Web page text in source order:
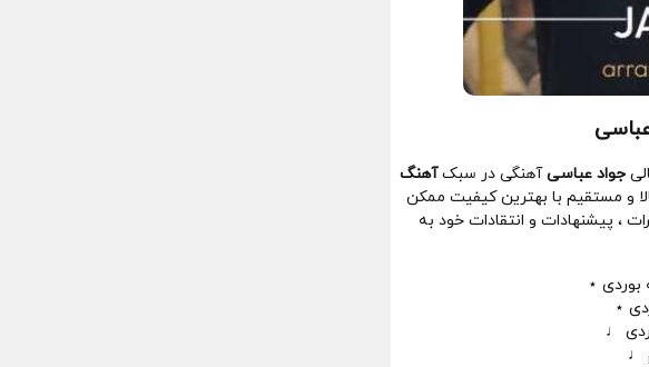
جواد عباسیآهنگی در سبکآهنگ
و مستقیم با بهترین کیفیت ممکن
، پیشنهادات و انتقادات خود به
بوردی ⋆
⋆
♩
♩